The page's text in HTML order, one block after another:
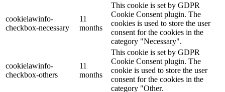
cookielawinfo-
checkbox-necessary
11
months
This cookie is set by GDPR
Cookie Consent plugin. The
cookies is used to store the user
consent for the cookies in the
category "Necessary".
cookielawinfo-
checkbox-others
11
months
This cookie is set by GDPR
Cookie Consent plugin. The
cookie is used to store the user
consent for the cookies in the
category "Other.